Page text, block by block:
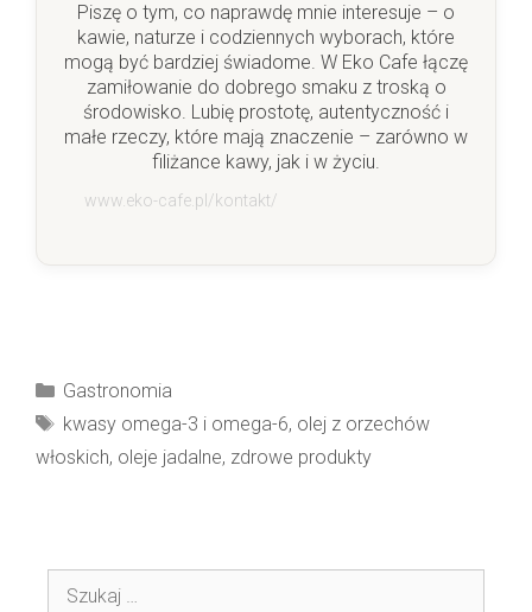
Piszę o tym, co naprawdę mnie interesuje – o
kawie, naturze i codziennych wyborach, które
mogą być bardziej świadome. W Eko Cafe łączę
zamiłowanie do dobrego smaku z troską o
środowisko. Lubię prostotę, autentyczność i
małe rzeczy, które mają znaczenie – zarówno w
filiżance kawy, jak i w życiu.
www.eko-cafe.pl/kontakt/
Kategorie
Gastronomia
Tagi
kwasy omega-3 i omega-6, olej z orzechów
włoskich, oleje jadalne, zdrowe produkty